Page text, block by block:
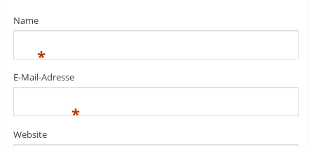
Name
*
E-Mail-Adresse
*
Website